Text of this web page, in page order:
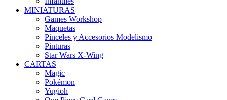
MINIATURAS
Games Workshop
Maquetas
Pinceles y Accesorios Modelismo
Pinturas
Star Wars X-Wing
CARTAS
Magic
Pokémon
Yugioh